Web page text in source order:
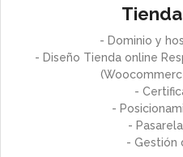
- Dominio y
- Diseño Tienda online
-
-
-
- Gestión